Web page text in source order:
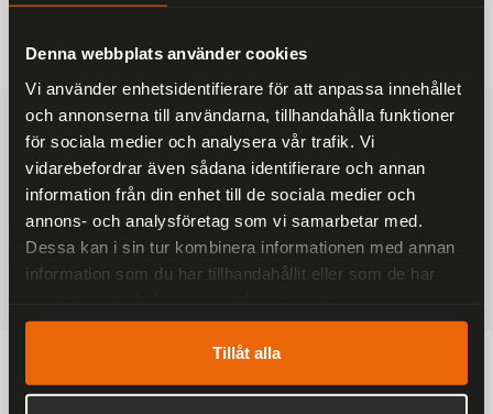
Denna webbplats använder cookies
Vi använder enhetsidentifierare för att anpassa innehållet
och annonserna till användarna, tillhandahålla funktioner
för sociala medier och analysera vår trafik. Vi
vidarebefordrar även sådana identifierare och annan
information från din enhet till de sociala medier och
annons- och analysföretag som vi samarbetar med.
Dessa kan i sin tur kombinera informationen med annan
information som du har tillhandahållit eller som de har
Tillåt alla
FRAKTFRITT
På alla ordrar över 2000 kr
1-3 DAGAR LEVERANS
Inom Sverige med DHL
SÄKRA BETALNINGAR
Betalkort, Klarna eller Swish